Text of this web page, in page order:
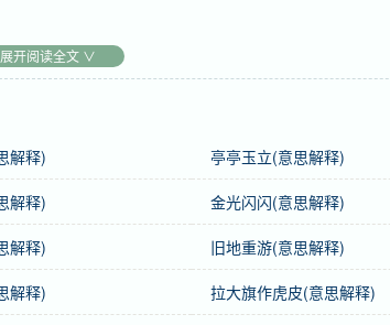
展开阅读全文 ∨
解释) 亭亭玉立(意思解释)
解释) 金光闪闪(意思解释)
解释) 旧地重游(意思解释)
解释) 拉大旗作虎皮(意思解释)